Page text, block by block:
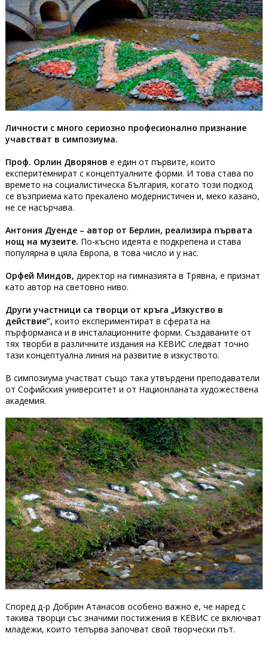
Личности с много сериозно професионално признание
учавстват в симпозиума.
Проф. Орлин Дворянов е един от първите, които
експеритемнират с концептуалните форми. И това става по
времето на социалистическа България, когато този подход
се възприема като прекалено модернистичен и, меко казано,
не се насърчава.
Антония Дуенде – автор от Берлин, реализира първата
нощ на музеите. По-късно идеята е подкрепена и става
популярна в цяла Европа, в това число и у нас.
Орфей Миндов, директор на гимназията в Трявна, е признат
като автор на световно ниво.
Други участници са творци от кръга „Изкуство в
действие”, които експериментират в сферата на
пърформанса и в инсталационните форми. Създаваните от
тях творби в различните издания на КЕВИС следват точно
тази концептуална линия на развитие в изкуството.
В симпозиума участват също така утвърдени преподаватели
от Софийския университет и от Национланата художествена
академия.
Според д-р Добрин Атанасов особено важно е, че наред с
такива творци със значими постижения в КЕВИС се включват
младежи, които тепърва започват свой творчески път.